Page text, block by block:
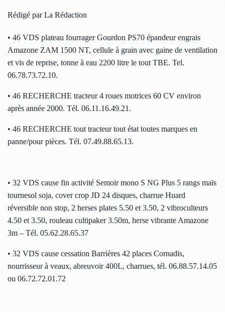
Rédigé par La Rédaction
• 46 VDS plateau fourrager Gourdon PS70 épandeur engrais
Amazone ZAM 1500 NT, cellule à grain avec gaine de ventilation
et vis de reprise, tonne à eau 2200 litre le tout TBE. Tel.
06.78.73.72.10.
• 46 RECHERCHE tracteur 4 roues motrices 60 CV environ
après année 2000. Tél. 06.11.16.49.21.
• 46 RECHERCHE tout tracteur tout état toutes marques en
panne/pour pièces. Tél. 07.49.88.65.13.
• 32 VDS cause fin activité Semoir mono S NG Plus 5 rangs maïs
tournesol soja, cover crop JD 24 disques, charrue Huard
réversible non stop, 2 herses plates 5.50 et 3.50, 2 vibroculteurs
4.50 et 3.50, rouleau cultipaker 3.50m, herse vibrante Amazone
3m – Tél. 05.62.28.65.37
• 32 VDS cause cessation Barrières 42 places Cornadis,
nourrisseur à veaux, abreuvoir 400L, charrues, tél. 06.88.57.14.05
ou 06.72.72.01.72